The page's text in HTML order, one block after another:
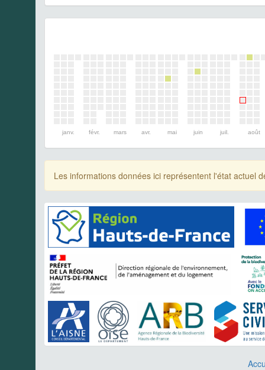
janv. févr. mars avr. mai juin juil. août
Les informations données ici représentent l'état actuel